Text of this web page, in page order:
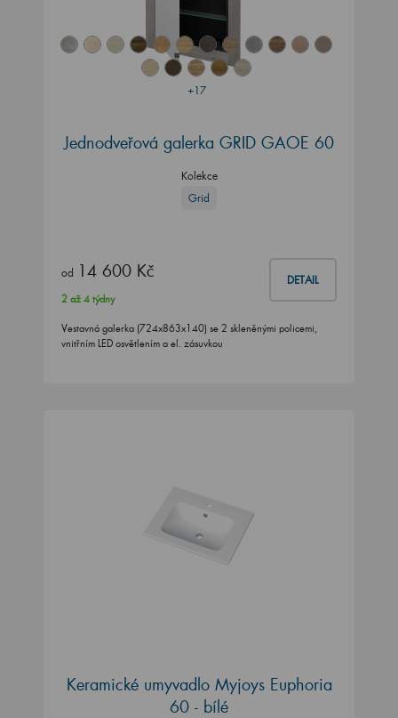
+17
Jednodveřová galerka GRID GAOE 60
Kolekce
Grid
od 14 600 Kč DETAIL
2 až 4 týdny
Vestavná galerka (724x863x140) se 2 skleněnými policemi,
vnitřním LED osvětlením a el. zásuvkou
Keramické umyvadlo Myjoys Euphoria
60 - bílé